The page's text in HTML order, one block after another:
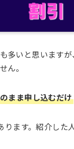
多いと思います
ん。
まま申し込むだけ
ます。紹介した